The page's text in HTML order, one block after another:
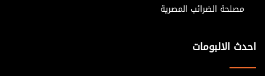
مصلحة الضرائب المصرية
احدث الالبومات